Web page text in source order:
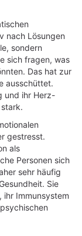
nach Lösungen
sondern
sich fragen, was
Das hat zur
ausschüttet.
und ihr Herz-
gestresst.
als
Personen sich
sehr häufig
Sie
ihr Immunsystem